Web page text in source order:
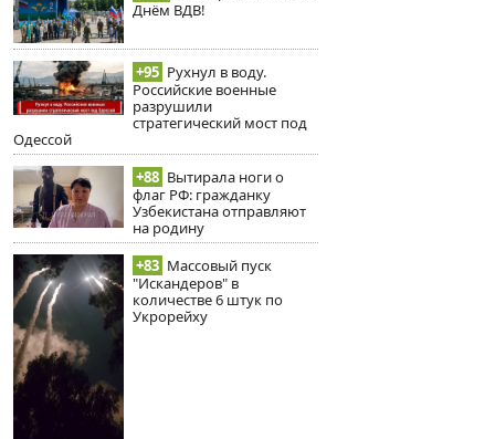
Днём ВДВ!
+95 Рухнул в воду.
Российские военные
разрушили
стратегический мост под
Одессой
+88 Вытирала ноги о
флаг РФ: гражданку
Узбекистана отправляют
на родину
+83 Массовый пуск
"Искандеров" в
количестве 6 штук по
Укрорейху